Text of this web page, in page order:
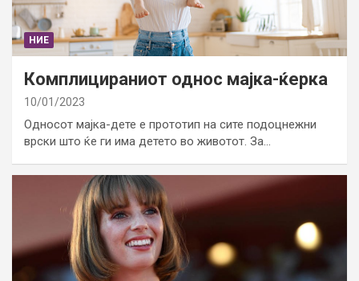
НИЕ
Комплицираниот однос мајка-ќерка
10/01/2023
Односот мајка-дете е прототип на сите подоцнежни
врски што ќе ги има детето во животот. За…